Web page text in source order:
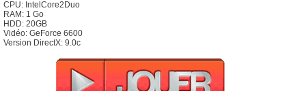
CPU: IntelCore2Duo
RAM: 1 Go
HDD: 20GB
Vidéo: GeForce 6600
Version DirectX: 9.0c